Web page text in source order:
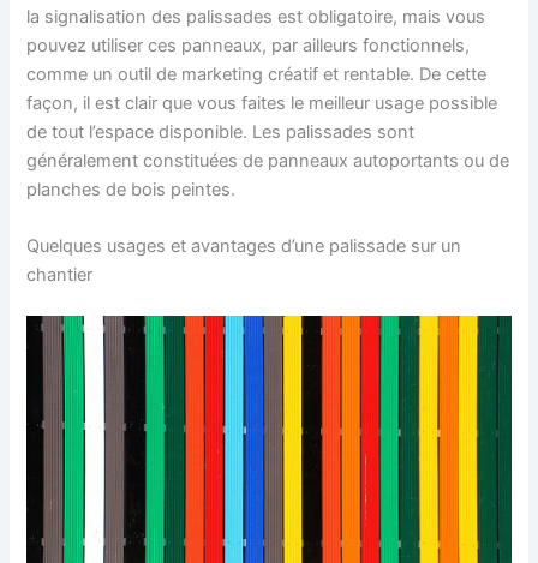
la signalisation des palissades est obligatoire, mais vous
pouvez utiliser ces panneaux, par ailleurs fonctionnels,
comme un outil de marketing créatif et rentable. De cette
façon, il est clair que vous faites le meilleur usage possible
de tout l’espace disponible. Les palissades sont
généralement constituées de panneaux autoportants ou de
planches de bois peintes.
Quelques usages et avantages d’une palissade sur un
chantier